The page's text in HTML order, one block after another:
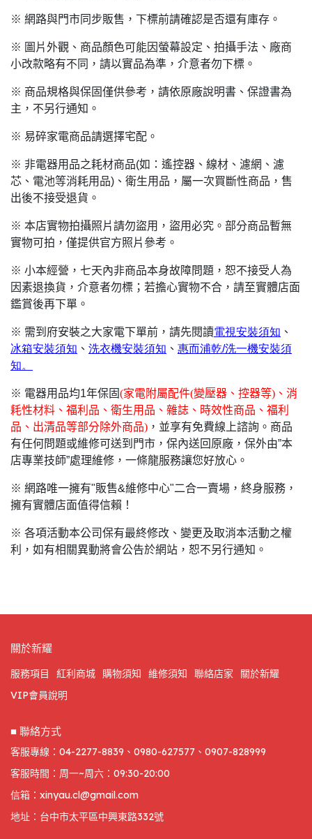
※ 網路與門市同步販售，下標前請確認是否還有庫存。
※ 圖片外觀、商品顏色可能因螢幕設定、拍攝手法、廠商
小改款略有不同，請以實品為準，介意者勿下標。
※ 商品規格與保固僅供參考，請依原廠說明書、保證書為
主，不另行通知。
※ 易碎家電商品請選擇宅配。
※ 非電器用品之耗材商品(如：遙控器、線材、濾網、濾
芯、電池等消耗用品)、衛生用品，屬一次買斷性商品，售
出後不接受退貨。
※ 本店實物拍攝照片請勿盜用，盜用必究。部分商品暫無
實物可拍，僅提供官方照片參考。
※ 小本經營，七天內非商品本身故障問題，恕不接受人為
因素退換貨，介意者勿標；若擔心實物不合，請至實體店面
鑑賞後再下單。
※ 需到府安裝之大家電下單前，請先閱讀電視安裝須知 、
冰箱安裝須知 、 洗衣機安裝須知 、 惠而浦乾/洗一機安裝須
知。
※ 電器用品均1年保固(家電附屬配件(變壓器、控器等)、消
耗性材料、福利品、衛生用品、雜誌、時效性商品、福利
品、出清品等部分除外商品) ，並享有免費線上諮詢。商品
有任何問題或維修可送到門市，保內送回原廠，保外由”本
店專業技師”處理維修，一條龍服務讓您好放心。
※ 網路唯一擁有"販售&維修中心"二合一賣場，終身服務，
擁有實體店面值得信賴！
※ 各項活動本公司保有最終修改、變更及取消本活動之權
利，如有相關異動將會公告於網站，恕不另行通知。
關於新耀
服務項目 紅利商城 購物須知 維修須知 聯絡店家
關於新耀
VIP會員說明
■ 聯絡方式
客服專線：04-2277-8839、0980-627577、0907-828999
客服時間：周一~周六：09:30-20:00
信箱：xinyau.cl@gmail.com
地址：台中市太平區中興東路332號